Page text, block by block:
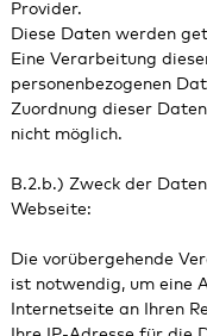
Provider.
Diese Daten werden
Eine Verarbeitung
personenbezogenen
Zuordnung dieser
nicht möglich.
B.2.b.) Zweck der
Webseite:
Die vorübergehende
ist notwendig, um eine
Internetseite an Ihren